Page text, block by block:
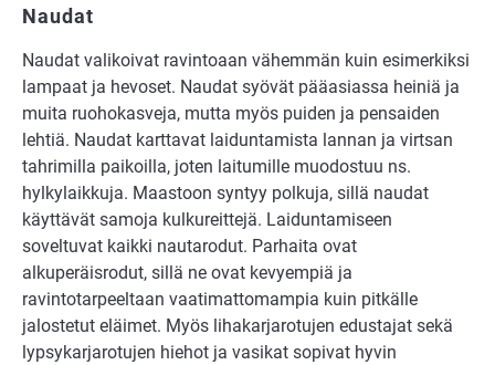
Naudat
Naudat valikoivat ravintoaan vähemmän kuin esimerkiksi
lampaat ja hevoset. Naudat syövät pääasiassa heiniä ja
muita ruohokasveja, mutta myös puiden ja pensaiden
lehtiä. Naudat karttavat laiduntamista lannan ja virtsan
tahrimilla paikoilla, joten laitumille muodostuu ns.
hylkylaikkuja. Maastoon syntyy polkuja, sillä naudat
käyttävät samoja kulkureittejä. Laiduntamiseen
soveltuvat kaikki nautarodut. Parhaita ovat
alkuperäisrodut, sillä ne ovat kevyempiä ja
ravintotarpeeltaan vaatimattomampia kuin pitkälle
jalostetut eläimet. Myös lihakarjarotujen edustajat sekä
lypsykarjarotujen hiehot ja vasikat sopivat hyvin